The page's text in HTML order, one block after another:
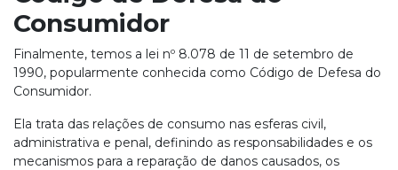
Consumidor
Finalmente, temos a lei nº 8.078 de 11 de setembro de
1990, popularmente conhecida como Código de Defesa do
Consumidor.
Ela trata das relações de consumo nas esferas civil,
administrativa e penal, definindo as responsabilidades e os
mecanismos para a reparação de danos causados, os